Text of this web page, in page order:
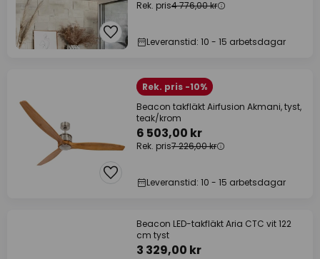
Rek. pris4 776,00 kr
Leveranstid: 10 - 15 arbetsdagar
Rek. pris -10%
Beacon takfläkt Airfusion Akmani, tyst,
teak/krom
6 503,00 kr
Rek. pris7 226,00 kr
Leveranstid: 10 - 15 arbetsdagar
Beacon LED-takfläkt Aria CTC vit 122
cm tyst
3 329,00 kr